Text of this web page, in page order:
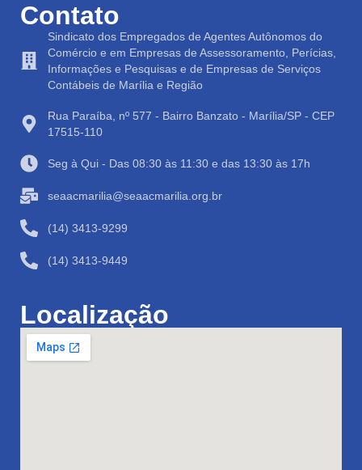
Contato
Sindicato dos Empregados de Agentes Autônomos do
Comércio e em Empresas de Assessoramento, Perícias,
Informações e Pesquisas e de Empresas de Serviços
Contábeis de Marília e Região
Rua Paraíba, nº 577 - Bairro Banzato - Marília/SP - CEP
17515-110
Seg à Qui - Das 08:30 às 11:30 e das 13:30 às 17h
seaacmarilia@seaacmarilia.org.br
(14) 3413-9299
(14) 3413-9449
Localização